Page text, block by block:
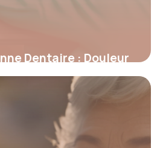
Dentaire : Douleur